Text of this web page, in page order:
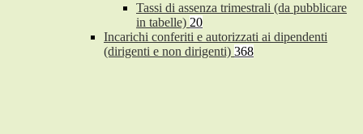
Tassi di assenza trimestrali (da pubblicare
in tabelle) 20
Incarichi conferiti e autorizzati ai dipendenti
(dirigenti e non dirigenti) 368